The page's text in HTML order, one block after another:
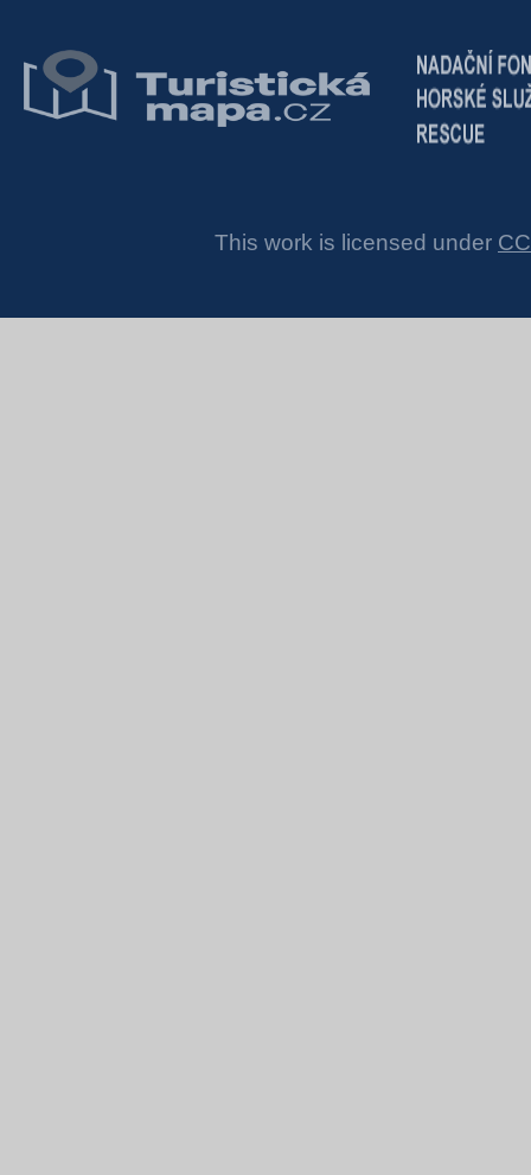
This work is licensed under